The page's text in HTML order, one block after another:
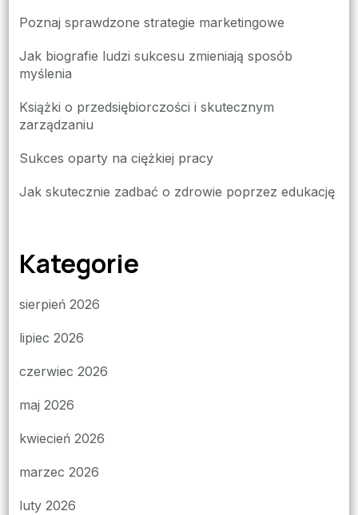
Poznaj sprawdzone strategie marketingowe
Jak biografie ludzi sukcesu zmieniają sposób
myślenia
Książki o przedsiębiorczości i skutecznym
zarządzaniu
Sukces oparty na ciężkiej pracy
Jak skutecznie zadbać o zdrowie poprzez edukację
Kategorie
sierpień 2026
lipiec 2026
czerwiec 2026
maj 2026
kwiecień 2026
marzec 2026
luty 2026